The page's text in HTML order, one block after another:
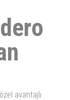
avantajlı